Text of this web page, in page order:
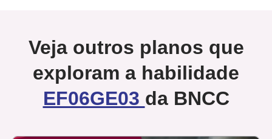
Veja outros planos que
exploram a habilidade
EF06GE03 da BNCC